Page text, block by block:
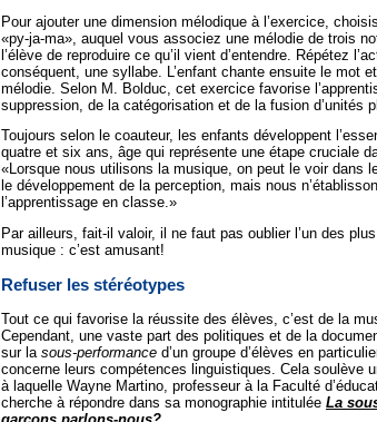
Pour ajouter une dimension mélodique à l’exercice,
«py-ja-ma», auquel vous associez une mélodie de trois
l’élève de reproduire ce qu’il vient d’entendre. Répétez
conséquent, une syllabe. L’enfant chante ensuite le mot
mélodie. Selon M. Bolduc, cet exercice favorise
suppression, de la catégorisation et de la fusion d’unités
Toujours selon le coauteur, les enfants développent
quatre et six ans, âge qui représente une étape cruciale
«Lorsque nous utilisons la musique, on peut le voir dans
le développement de la perception, mais nous
l’apprentissage en classe.»
Par ailleurs, fait-il valoir, il ne faut pas oublier l’un des
musique : c’est amusant!
Refuser les stéréotypes
Tout ce qui favorise la réussite des élèves, c’est de la
Cependant, une vaste part des politiques et de la
sur la sous-performance d’un groupe d’élèves en
concerne leurs compétences linguistiques. Cela soulève
à laquelle Wayne Martino, professeur à la Faculté
cherche à répondre dans sa monographie intitulée La